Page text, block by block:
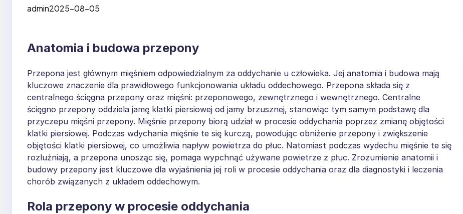
admin2025-08-05
Anatomia i budowa przepony
Przepona jest głównym mięśniem odpowiedzialnym za oddychanie u człowieka. Jej anatomia i budowa mają
kluczowe znaczenie dla prawidłowego funkcjonowania układu oddechowego. Przepona składa się z
centralnego ścięgna przepony oraz mięśni: przeponowego, zewnętrznego i wewnętrznego. Centralne
ścięgno przepony oddziela jamę klatki piersiowej od jamy brzusznej, stanowiąc tym samym podstawę dla
przyczepu mięśni przepony. Mięśnie przepony biorą udział w procesie oddychania poprzez zmianę objętości
klatki piersiowej. Podczas wdychania mięśnie te się kurczą, powodując obniżenie przepony i zwiększenie
objętości klatki piersiowej, co umożliwia napływ powietrza do płuc. Natomiast podczas wydechu mięśnie te się
rozluźniają, a przepona unosząc się, pomaga wypchnąć używane powietrze z płuc. Zrozumienie anatomii i
budowy przepony jest kluczowe dla wyjaśnienia jej roli w procesie oddychania oraz dla diagnostyki i leczenia
chorób związanych z układem oddechowym.
Rola przepony w procesie oddychania